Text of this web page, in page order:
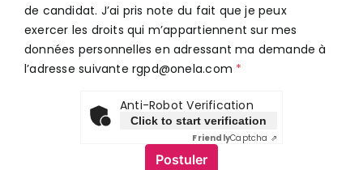
de candidat. J’ai pris note du fait que je peux
exercer les droits qui m’appartiennent sur mes
données personnelles en adressant ma demande à
l’adresse suivante rgpd@onela.com
Anti-Robot Verification
Click to start verification
FriendlyCaptcha ⇗